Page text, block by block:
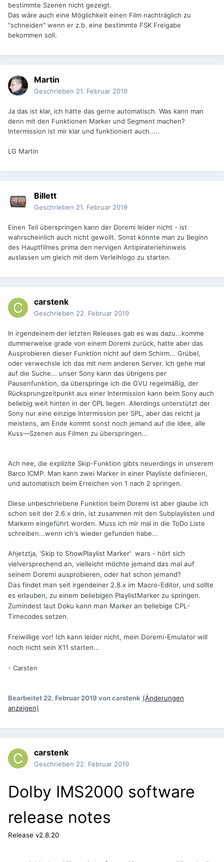
bestimmte Szenen nicht gezeigt.
Das wäre auch eine Möglichkeit einen Film nachträglich zu
"schneiden" wenn er z.b. eine bestimmte FSK Freigabe
bekommen soll.
Martin
Geschrieben 21. Februar 2019
Ja das ist klar, ich hätte das gerne automatisch. Was kann man
denn mit den Funktionen Marker und Segment machen?
Intermission ist mir klar und funktioniert auch.....
LG Martin
Billett
Geschrieben 21. Februar 2019
Einen Teil überspringen kann der Doremi leider nicht - ist
wahrscheinlich auch nicht gewollt. Sonst könnte man zu Beginn
des Hauptfilmes prima den nervigen Antipirateriehinweis
auslassen um gleich mit dem Verleihlogo zu starten.
carstenk
Geschrieben 22. Februar 2019
In irgendeinem der letzten Releases gab es was dazu...komme
dummerweise grade von einem Doremi zurück, hatte aber das
Ausprobieren dieser Funktion nicht auf dem Schirm... Grübel,
oder verwechsle ich das mit nem anderen Server. Ich gehe mal
auf die Suche... unser Sony kann das übrigens per
Pausenfunktion, da überspringe ich die GVU regelmäßig, der
Rücksprungzeitpunkt aus einer Intermission kann beim Sony auch
beliebig weit hinten in der CPL liegen. Allerdings unterstützt der
Sony nur eine einzige Intermission per SPL, aber das reicht ja
meistens, am Ende kommt sonst noch jemand auf die Idee, alle
Kuss—Szenen aus Filmen zu überspringen...
Ach nee, die explizite Skip-Funktion gibts neuerdings in unserem
Barco ICMP. Man kann zwei Marker in einer Playliste definieren,
und automatisch beim Erreichen von 1 nach 2 springen.
Diese unbeschriebene Funktion beim Doremi ist aber glaube ich
schon seit der 2.6.x drin, ist zusammen mit den Subplaylisten und
Markern eingeführt worden. Muss ich mir mal in die ToDo Liste
schreiben...wenn ich's wieder gefunden habe...
Ahjetztja, 'Skip to ShowPlaylist Marker' wars - hört sich
vielversprechend an, vielleicht möchte jemand das mal auf
seinem Doremi ausprobieren, oder hat schon jemand?
Das findet man seit irgendeiner 2.8.x im Macro-Editor, und sollte
es erlauben, zu einem beliebigen PlaylistMarker zu springen.
Zumindest laut Doku kann man Marker an beliebige CPL-
Timecodes setzen.
Freiwillige vor! Ich kann leider nicht, mein Doremi-Emulator will
noch nicht sein X11 starten...
- Carsten
Bearbeitet22. Februar 2019 von carstenk (Änderungen
anzeigen)
carstenk
Geschrieben 22. Februar 2019
Dolby IMS2000 software
release notes
Release v2.8.20